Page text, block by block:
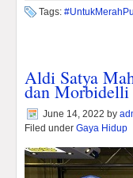
Tags:
Aldi Satya
dan Morbidelli
June 14, 2022 by
Filed under Gaya Hidup